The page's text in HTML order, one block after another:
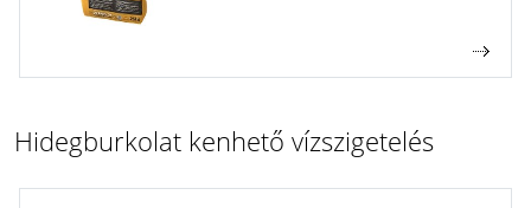
Hidegburkolat kenhető vízszigetelés